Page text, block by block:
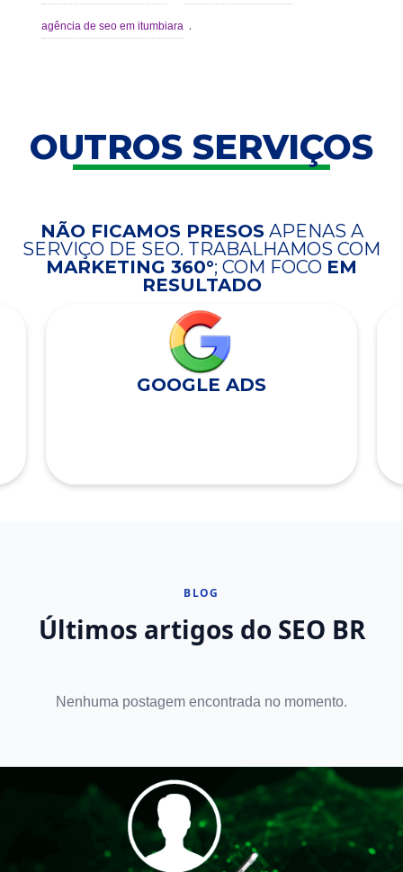
agência de seo em itumbiara .
OUTROS SERVIÇOS
NÃO FICAMOS PRESOSAPENAS A
SERVIÇO DE SEO. TRABALHAMOS COM
MARKETING 360°; COM FOCO EM
RESULTADO
GOOGLE ADS
BLOG
Últimos artigos do SEO BR
Nenhuma postagem encontrada no momento.